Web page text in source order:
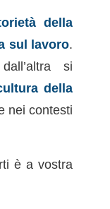
della
sul lavoro.
si
della
nei contesti
è a vostra